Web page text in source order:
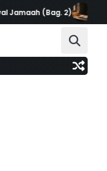
(Bag. 2) Saat Tak